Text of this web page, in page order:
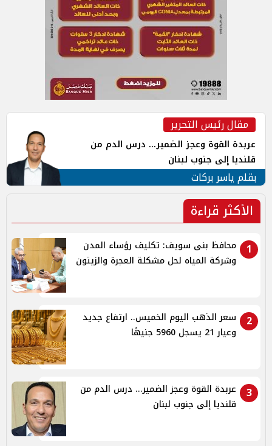
مقال رئيس التحرير
عربدة القوة وعجز الضمير... درس الدم من
قلنديا إلى جنوب لبنان
بقلم ياسر بركات
الأكثر قراءة
1
محافظ بنى سويف: تكليف رؤساء المدن
وشركة المياه لحل مشكلة العجرة والزيتون
2
سعر الذهب اليوم الخميس.. ارتفاع جديد
وعيار 21 يسجل 5960 جنيهًا
3
عربدة القوة وعجز الضمير... درس الدم من
قلنديا إلى جنوب لبنان